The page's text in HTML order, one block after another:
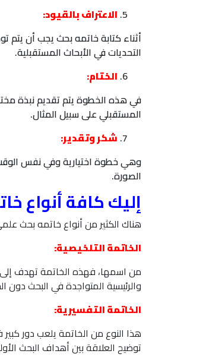
الاعتراف بالقيود:
أثناء كتابة خاتمه بحث يجب أن يتم
التحديات في الأبحاث المستقبلية.
الختام:
في هذه الخطوة يتم تقديم نبذة
المستقبلي على سبيل المثال.
شكر وتقدير:
وهي خطوة اختيارية وفي نفس الوقت
الصورة.
إليك كافة أنواع
هناك الكثير من أنواع خاتمه بحث
الخاتمة التلخيصية:
من اسمها، فهذه الخاتمة تهدف إلى
والرئيسية المتواجدة في البحث دون
الخاتمة التفسيرية:
هذا النوع من الخاتمة يلعب دور
توضيح العلاقة بين أهداف البحث